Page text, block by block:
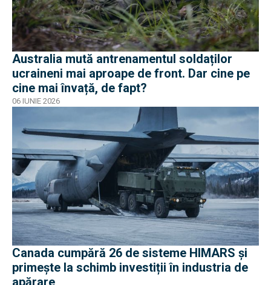
Australia mută antrenamentul soldaților
ucraineni mai aproape de front. Dar cine pe
cine mai învață, de fapt?
06 IUNIE 2026
Canada cumpără 26 de sisteme HIMARS și
primește la schimb investiții în industria de